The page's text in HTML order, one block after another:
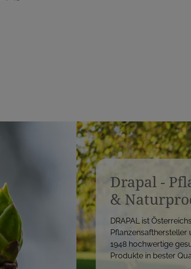
Drapal -
&
DRAPAL ist
1948 hochwertige
Produkte in bester